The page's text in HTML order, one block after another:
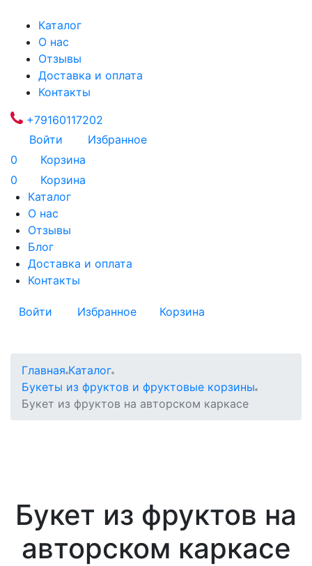
Каталог
О нас
Отзывы
Доставка и оплата
Контакты
+79160117202
Войти
Избранное
0
Корзина
0
Корзина
Каталог
О нас
Отзывы
Блог
Доставка и оплата
Контакты
Войти Избранное Корзина
Главная Каталог
Букеты из фруктов и фруктовые корзины
Букет из фруктов на авторском каркасе
Букет из фруктов на
авторском каркасе